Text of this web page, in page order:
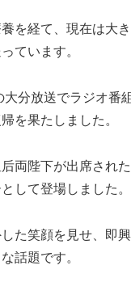
を経て、現在は大
ています。
大分放送でラジオ番
を果たしました。
両陛下が出席され
して登場しました。
た笑顔を見せ、即
話題です。